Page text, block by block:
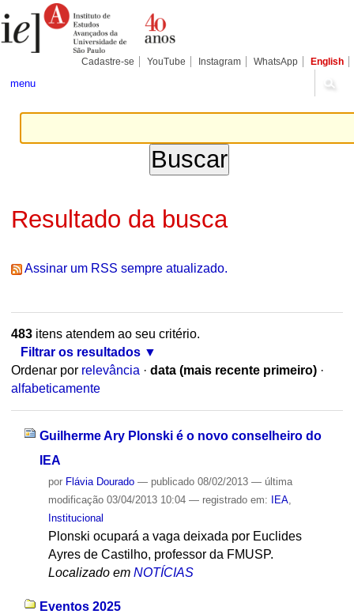
para
conteúdo.
Pessoais
Cadastre-se YouTube Instagram WhatsApp English
menu
Resultado da busca
Assinar um RSS sempre atualizado.
483itens atendem ao seu critério.
Filtrar os resultados
Ordenar por relevância · data (mais recente primeiro) ·
alfabeticamente
Guilherme Ary Plonski é o novo conselheiro do
IEA
por Flávia Dourado — publicado08/02/2013 — última
modificação03/04/2013 10:04 — registrado em: IEA,
Institucional
Plonski ocupará a vaga deixada por Euclides
Ayres de Castilho, professor da FMUSP.
Localizado em NOTÍCIAS
Eventos 2025